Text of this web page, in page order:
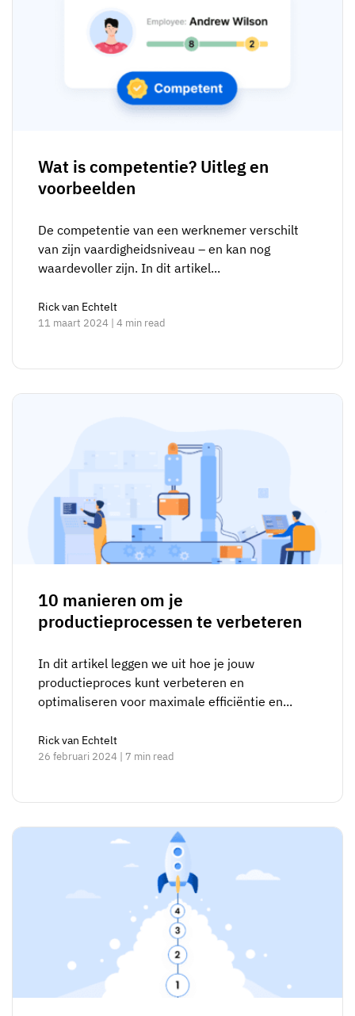
Wat is competentie? Uitleg en
voorbeelden
De competentie van een werknemer verschilt
van zijn vaardigheidsniveau – en kan nog
waardevoller zijn. In dit artikel...
Rick van Echtelt
11 maart 2024 | 4 min read
10 manieren om je
productieprocessen te verbeteren
In dit artikel leggen we uit hoe je jouw
productieproces kunt verbeteren en
optimaliseren voor maximale efficiëntie en...
Rick van Echtelt
26 februari 2024 | 7 min read